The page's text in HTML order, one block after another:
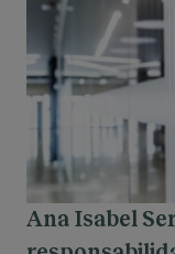
Ana Isabel